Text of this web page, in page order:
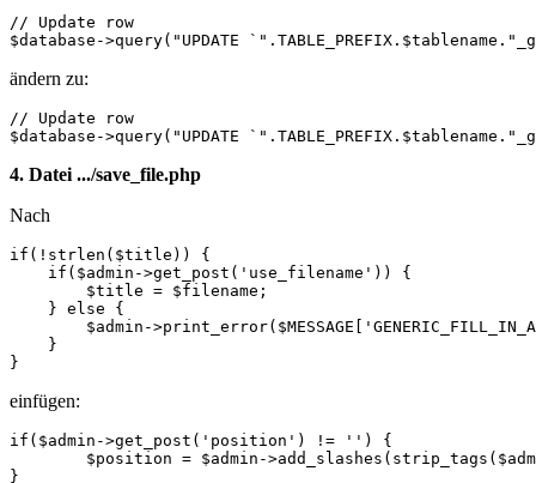
// Update row
$database->query("UPDATE
ändern zu:
// Update row
$database->query("UPDATE
4. Datei .../save_file.php
Nach
if(!strlen($title)) {
    if($admin->get_post('use_filename')) {
        $title = $filename;
    } else {
$admin-
    }
}
einfügen:
if($admin->get_post('position') != '') {
}